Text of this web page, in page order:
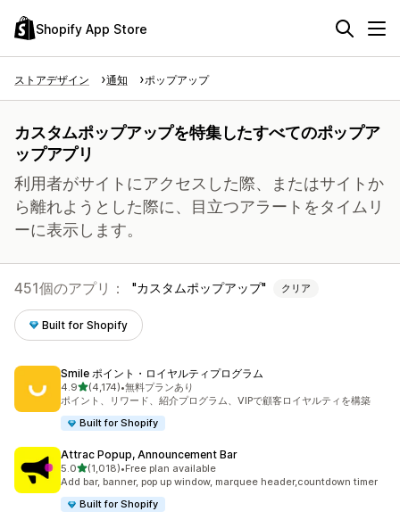
Shopify App Store
ストアデザイン 通知 ポップアップ
カスタムポップアップを特集したすべてのポップア
ップアプリ
利用者がサイトにアクセスした際、またはサイトか
ら離れようとした際に、目立つアラートをタイムリ
ーに表示します。
451個のアプリ： カスタムポップアップ クリア
Built for Shopify
Smile ポイント・ロイヤルティプログラム
4.95つ星中
(4,174)
合計レビュー数：4174件
•無料プランあり
ポイント、リワード、紹介プログラム、VIPで顧客ロイヤルティを構築
Built for Shopify
Attrac Popup, Announcement Bar
5.05つ星中
(1,018)
合計レビュー数：1018件
•Free plan available
Add bar, banner, pop up window, marquee header,countdown timer
Built for Shopify